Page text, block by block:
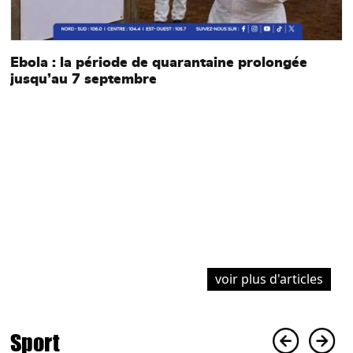
Ebola : la période de quarantaine prolongée
jusqu’au 7 septembre
voir plus d'articles
Sport